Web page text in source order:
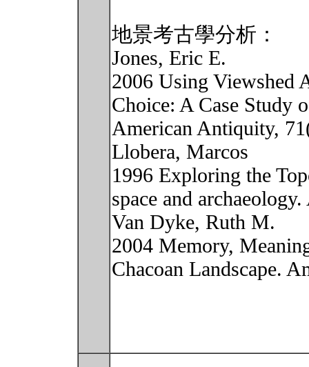
地景考古學分析：
Jones, Eric E.
2006 Using Viewshed
Choice: A Case Study
American Antiquity,
Llobera, Marcos
1996 Exploring the
space and
Van Dyke, Ruth M.
2004 Memory,
Chacoan Landscape.